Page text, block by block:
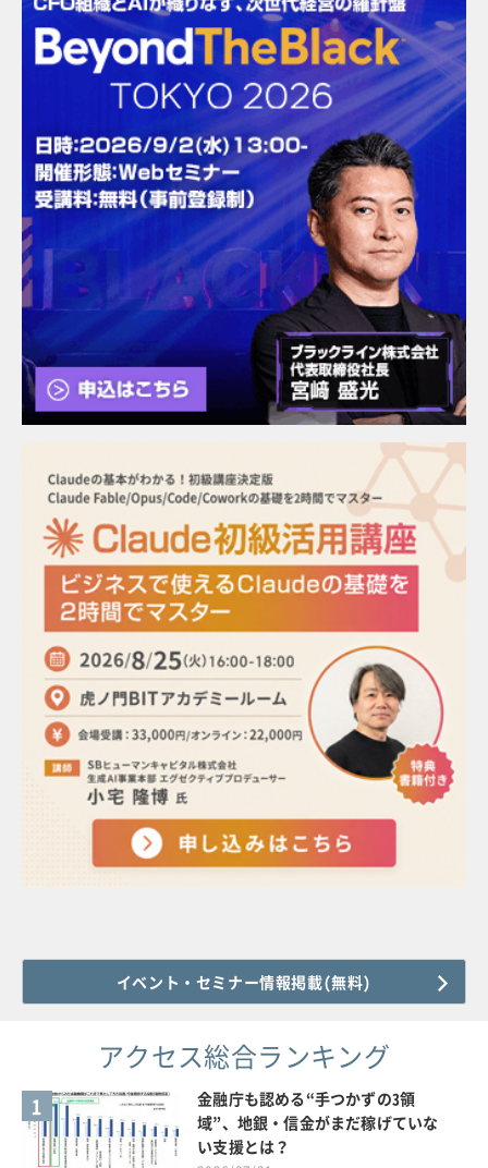
イベント・セミナー情報掲載(無料)
アクセス総合ランキング
1
金融庁も認める“手つかずの3領
域”、地銀・信金がまだ稼げていな
い支援とは？